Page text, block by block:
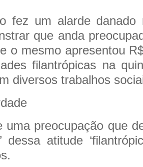
fez um alarde
que anda
o mesmo apresentou
filantrópicas na
diversos trabalhos
uma preocupação que
dessa atitude